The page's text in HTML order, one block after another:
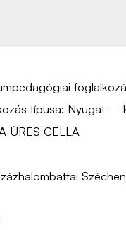
típusa: Nyugat –
ÜRES CELLA